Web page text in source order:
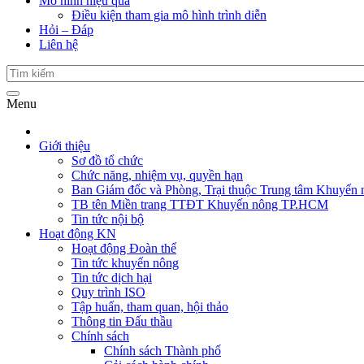
Điều kiện tham gia mô hình trình diễn
Hỏi – Đáp
Liên hệ
Menu
Giới thiệu
Sơ đồ tổ chức
Chức năng, nhiệm vụ, quyền hạn
Ban Giám đốc và Phòng, Trại thuộc Trung tâm Khuyến
TB tên Miền trang TTĐT Khuyến nông TP.HCM
Tin tức nội bộ
Hoạt động KN
Hoạt động Đoàn thể
Tin tức khuyến nông
Tin tức dịch hại
Quy trình ISO
Tập huấn, tham quan, hội thảo
Thông tin Đấu thầu
Chính sách
Chính sách Thành phố